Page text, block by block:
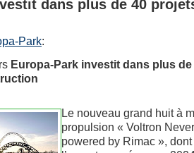
dans plus de 40
Park:
Europa-Park investit dans plus de
Le nouveau grand huit à
propulsion « Voltron
powered by Rimac », dont